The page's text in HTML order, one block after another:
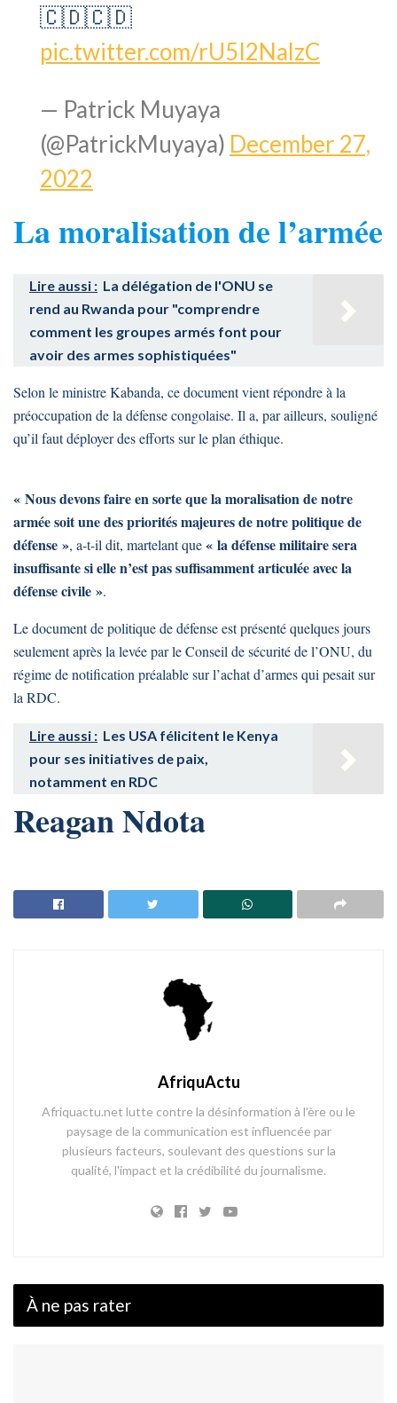
🇨🇩🇨🇩
pic.twitter.com/rU5I2NalzC
— Patrick Muyaya
(@PatrickMuyaya) December 27,
2022
La moralisation de l’armée
Lire aussi : La délégation de l'ONU se
rend au Rwanda pour "comprendre
comment les groupes armés font pour
avoir des armes sophistiquées"
Selon le ministre Kabanda, ce document vient répondre à la
préoccupation de la défense congolaise. Il a, par ailleurs, souligné
qu’il faut déployer des efforts sur le plan éthique.
« Nous devons faire en sorte que la moralisation de notre
armée soit une des priorités majeures de notre politique de
défense », a-t-il dit, martelant que« la défense militaire sera
insuffisante si elle n’est pas suffisamment articulée avec la
défense civile ».
Le document de politique de défense est présenté quelques jours
seulement après la levée par le Conseil de sécurité de l’ONU, du
régime de notification préalable sur l’achat d’armes qui pesait sur
la RDC.
Lire aussi : Les USA félicitent le Kenya
pour ses initiatives de paix,
notamment en RDC
Reagan Ndota
AfriquActu
Afriquactu.net lutte contre la désinformation à l'ère ou le
paysage de la communication est influencée par
plusieurs facteurs, soulevant des questions sur la
qualité, l'impact et la crédibilité du journalisme.
À ne pas rater